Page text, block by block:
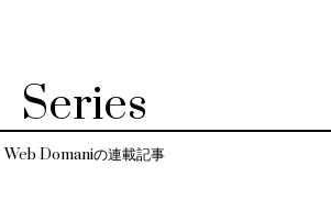
Series
Web Domaniの連載記事